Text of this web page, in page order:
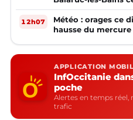
12h07
Météo : orages ce
hausse du
APPLICATION
InfOccitanie
poche
Alertes en temps réel,
trafic